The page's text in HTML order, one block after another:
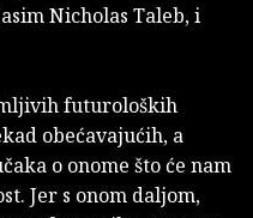
Nicholas Taleb, i
futuroloških
obećavajućih, a
o onome što će nam
Jer s onom daljom,